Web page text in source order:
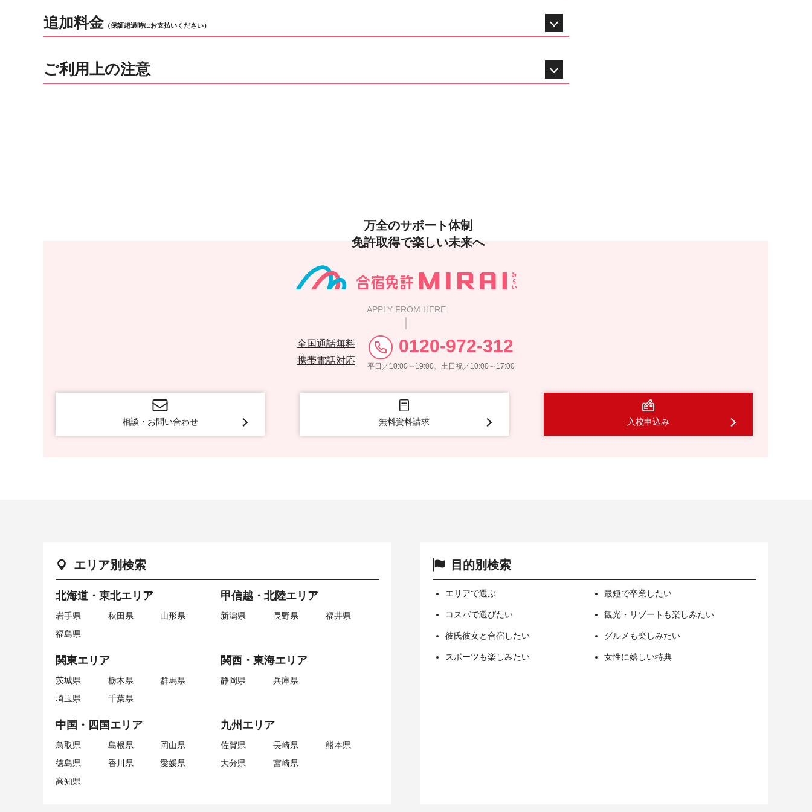
追加料金 （保証超過時にお支払いください）
ご利用上の注意
万全のサポート体制
免許取得で楽しい未来へ
APPLY FROM HERE
全国通話無料
携帯電話対応
0120-972-312
平日／10:00～19:00、土日祝／10:00～17:00
相談・お問い合わせ 無料資料請求 入校申込み
エリア別検索
北海道・東北エリア
岩手県 秋田県
山形県
福島県
甲信越・北陸エリア
新潟県 長野県 福井県
関東エリア
茨城県 栃木県
群馬県
埼玉県
千葉県
関西・東海エリア
静岡県 兵庫県
中国・四国エリア
鳥取県 島根県
岡山県
徳島県
香川県
愛媛県
高知県
九州エリア
佐賀県 長崎県
熊本県
大分県
宮崎県
目的別検索
エリアで選ぶ 最短で卒業したい
コスパで選びたい 観光・リゾートも楽しみたい
彼氏彼女と合宿したい グルメも楽しみたい
スポーツも楽しみたい 女性に嬉しい特典